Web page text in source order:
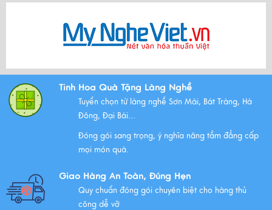
Bộ Tam Sự Là Gì ? Bộ Tam Sự Có Ý Nghĩa Như Thế Nào
Trong Văn Hóa Thờ Cúng?
Xem thêm
Xem thêm
Tinh Hoa Quà Tặng Làng Nghề
Tuyển chọn từ làng nghề Sơn Mài, Bát Tràng, Hà
Đông, Đại Bái...
Đóng gói sang trọng, ý nghĩa nâng tầm đẳng cấp
mọi món quà.
Giao Hàng An Toàn, Đúng Hẹn
Quy chuẩn đóng gói chuyên biệt cho hàng thủ
công dễ vỡ